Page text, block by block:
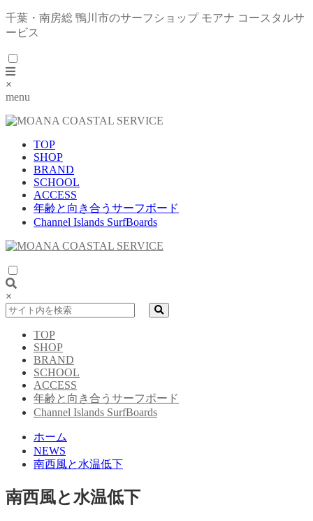
千葉・南房総 鴨川市のサーフショップ モアナ コースタルサ
ービス
×
menu
TOP
SHOP
BRAND
SCHOOL
ACCESS
年齢と向き合うサーフボード
Channel Islands SurfBoards
×
TOP
SHOP
BRAND
SCHOOL
ACCESS
年齢と向き合うサーフボード
Channel Islands SurfBoards
ホーム
NEWS
南西風と水温低下
南西風と水温低下